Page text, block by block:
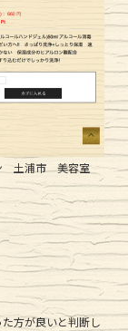
土浦市 美容室
方が良いと判断し